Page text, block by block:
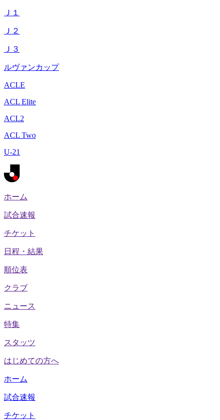
Ｊ１
Ｊ２
Ｊ３
ルヴァンカップ
ACLE
ACL Elite
ACL2
ACL Two
U-21
ホーム
試合速報
チケット
日程・結果
順位表
クラブ
ニュース
特集
スタッツ
はじめての方へ
ホーム
試合速報
チケット